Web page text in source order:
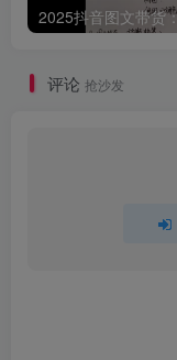
评论 抢沙发